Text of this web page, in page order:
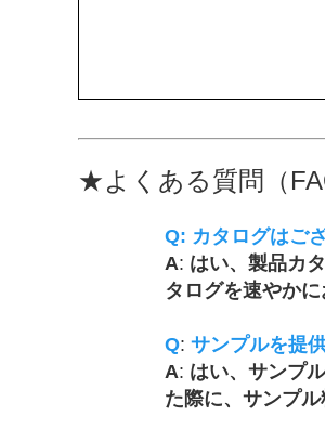
★よくある質問（
Q: カタログはご
A: はい、製品カ
タログを速やかに
Q: サンプルを提
A: はい、サンプ
た際に、サンプル